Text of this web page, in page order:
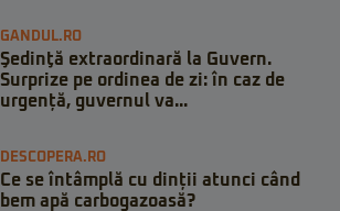
GANDUL.RO
Şedinţă extraordinară la Guvern.
Surprize pe ordinea de zi: în caz de
urgență, guvernul va...
DESCOPERA.RO
Ce se întâmplă cu dinții atunci când
bem apă carbogazoasă?